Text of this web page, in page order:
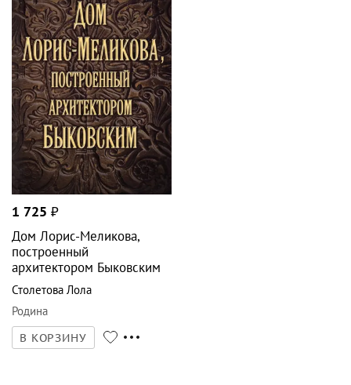
1 725 ₽
Дом Лорис-Меликова,
построенный
архитектором Быковским
Столетова Лола
Родина
В КОРЗИНУ